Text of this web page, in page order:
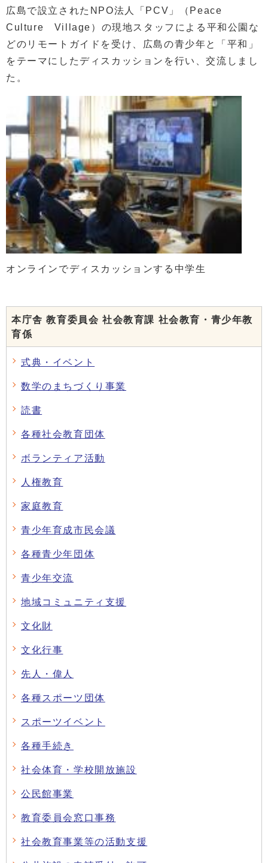
広島で設立されたNPO法人「PCV」（Peace
Culture Village）の現地スタッフによる平和公園な
どのリモートガイドを受け、広島の青少年と「平和」
をテーマにしたディスカッションを行い、交流しまし
た。
オンラインでディスカッションする中学生
本庁舎 教育委員会 社会教育課 社会教育・青少年教
育係
式典・イベント
数学のまちづくり事業
読書
各種社会教育団体
ボランティア活動
人権教育
家庭教育
青少年育成市民会議
各種青少年団体
青少年交流
地域コミュニティ支援
文化財
文化行事
先人・偉人
各種スポーツ団体
スポーツイベント
各種手続き
社会体育・学校開放施設
公民館事業
教育委員会窓口事務
社会教育事業等の活動支援